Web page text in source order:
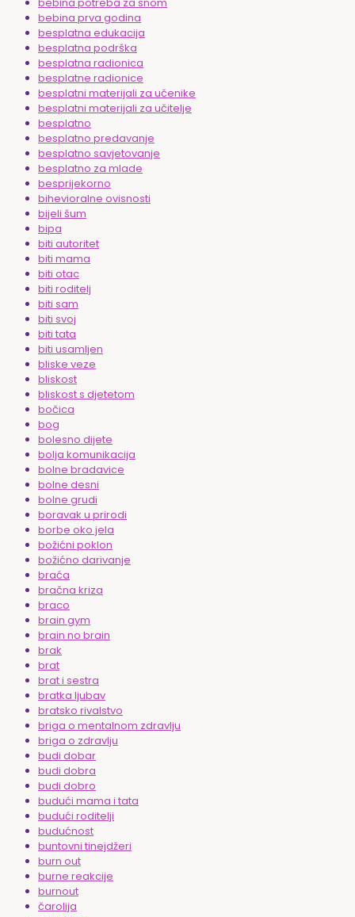
bebina prva godina
besplatna edukacija
besplatna podrška
besplatna radionica
besplatne radionice
besplatni materijali za učenike
besplatni materijali za učitelje
besplatno
besplatno predavanje
besplatno savjetovanje
besplatno za mlade
besprijekorno
bihevioralne ovisnosti
bijeli šum
bipa
biti autoritet
biti mama
biti otac
biti roditelj
biti sam
biti svoj
biti tata
biti usamljen
bliske veze
bliskost
bliskost s djetetom
bočica
bog
bolesno dijete
bolja komunikacija
bolne bradavice
bolne desni
bolne grudi
boravak u prirodi
borbe oko jela
božićni poklon
božićno darivanje
braća
bračna kriza
braco
brain gym
brain no brain
brak
brat
brat i sestra
bratka ljubav
bratsko rivalstvo
briga o mentalnom zdravlju
briga o zdravlju
budi dobar
budi dobra
budi dobro
budući mama i tata
budući roditelji
budućnost
buntovni tinejdžeri
burn out
burne reakcije
burnout
čarolija